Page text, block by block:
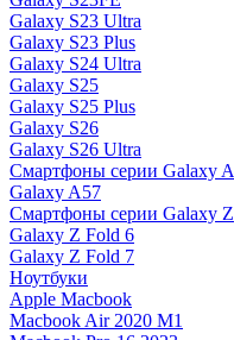
Galaxy S23 Ultra
Galaxy S23 Plus
Galaxy S24 Ultra
Galaxy S25
Galaxy S25 Plus
Galaxy S26
Galaxy S26 Ultra
Смартфоны серии Galaxy A
Galaxy A57
Смартфоны серии Galaxy Z
Galaxy Z Fold 6
Galaxy Z Fold 7
Ноутбуки
Apple Macbook
Macbook Air 2020 M1